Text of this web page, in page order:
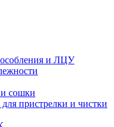
и ЛЦУ
сошки
пристрелки и чистки